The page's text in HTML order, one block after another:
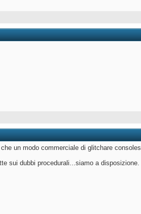
un modo commerciale di glitchare consoles.
sui dubbi procedurali...siamo a disposizione.